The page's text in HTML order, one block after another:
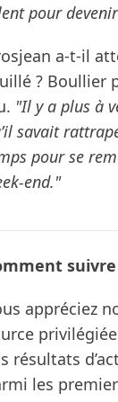
pour
a-t-il
? Boullier
"Il y a plus à
savait
pour se
end."
appréciez
résultats
les